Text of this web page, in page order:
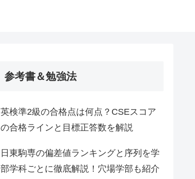
参考書＆勉強法
英検準2級の合格点は何点？CSEスコア
の合格ラインと目標正答数を解説
日東駒専の偏差値ランキングと序列を学
部学科ごとに徹底解説！穴場学部も紹介